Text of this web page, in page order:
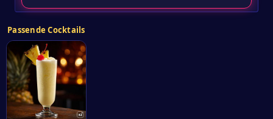
Passende Cocktails